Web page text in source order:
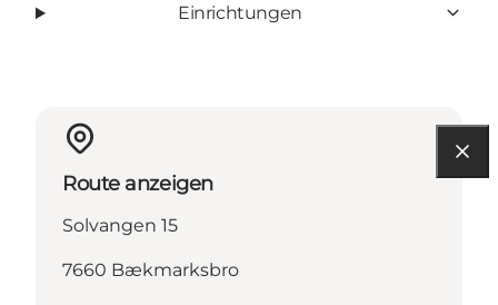
Einrichtungen
Route anzeigen
Solvangen 15
7660 Bækmarksbro